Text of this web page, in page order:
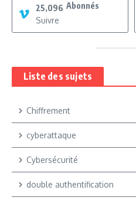
25,096 Abonnés
Suivre
Liste des sujets
Chiffrement
cyberattaque
Cybersécurité
double authentification